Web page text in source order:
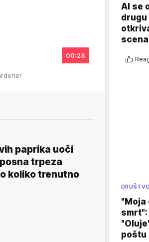
00:28
paprika uoči
trpeza
koliko trenutno
AI se
DRUŠTVO
"Moja
poštu